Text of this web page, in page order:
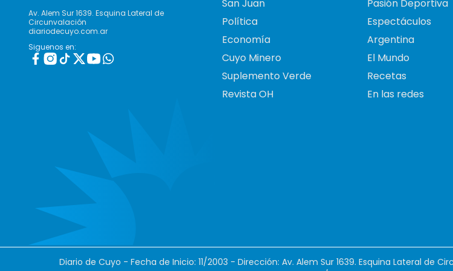
Av. Alem Sur 1639. Esquina Lateral de
Circunvalación
diariodecuyo.com.ar
Siguenos en:
San Juan
Política
Economía
Cuyo Minero
Suplemento Verde
Revista OH
Pasión Deportiva
Espectáculos
Argentina
El Mundo
Recetas
En las redes
Diario de Cuyo - Fecha de Inicio: 11/2003 - Dirección: Av. Alem Sur 1639. Esquina Lateral de